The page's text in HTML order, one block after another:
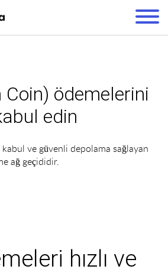
Coin) ödemelerini
edin
ve güvenli depolama sağlayan
ağ geçididir.
hızlı ve